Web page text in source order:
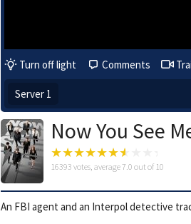
Turn off light Comments
Server 1
Now You See
16393 votes, average7.0 out of 10
An FBI agent and an Interpol detective